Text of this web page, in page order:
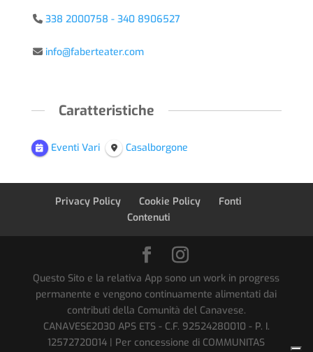
338 2000758 - 340 8906527
info@faberteater.com
Caratteristiche
Eventi Vari Casalborgone
Privacy Policy Cookie Policy
Fonti
Contenuti
Questo Sito e la relativa App sono un work in progress
permanente e vengono continuamente alimentati dai
contributi della Comunità del Canavese.
CANAVESE2030 APS ETS - C.F. 92524280010 - P. I.
12572720014 | Per concessione di COMMUNITAS